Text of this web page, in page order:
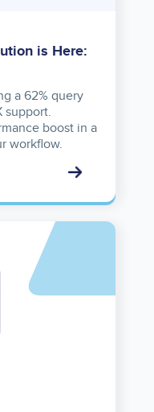
is Here:
a 62% query
support.
boost in a
workflow.